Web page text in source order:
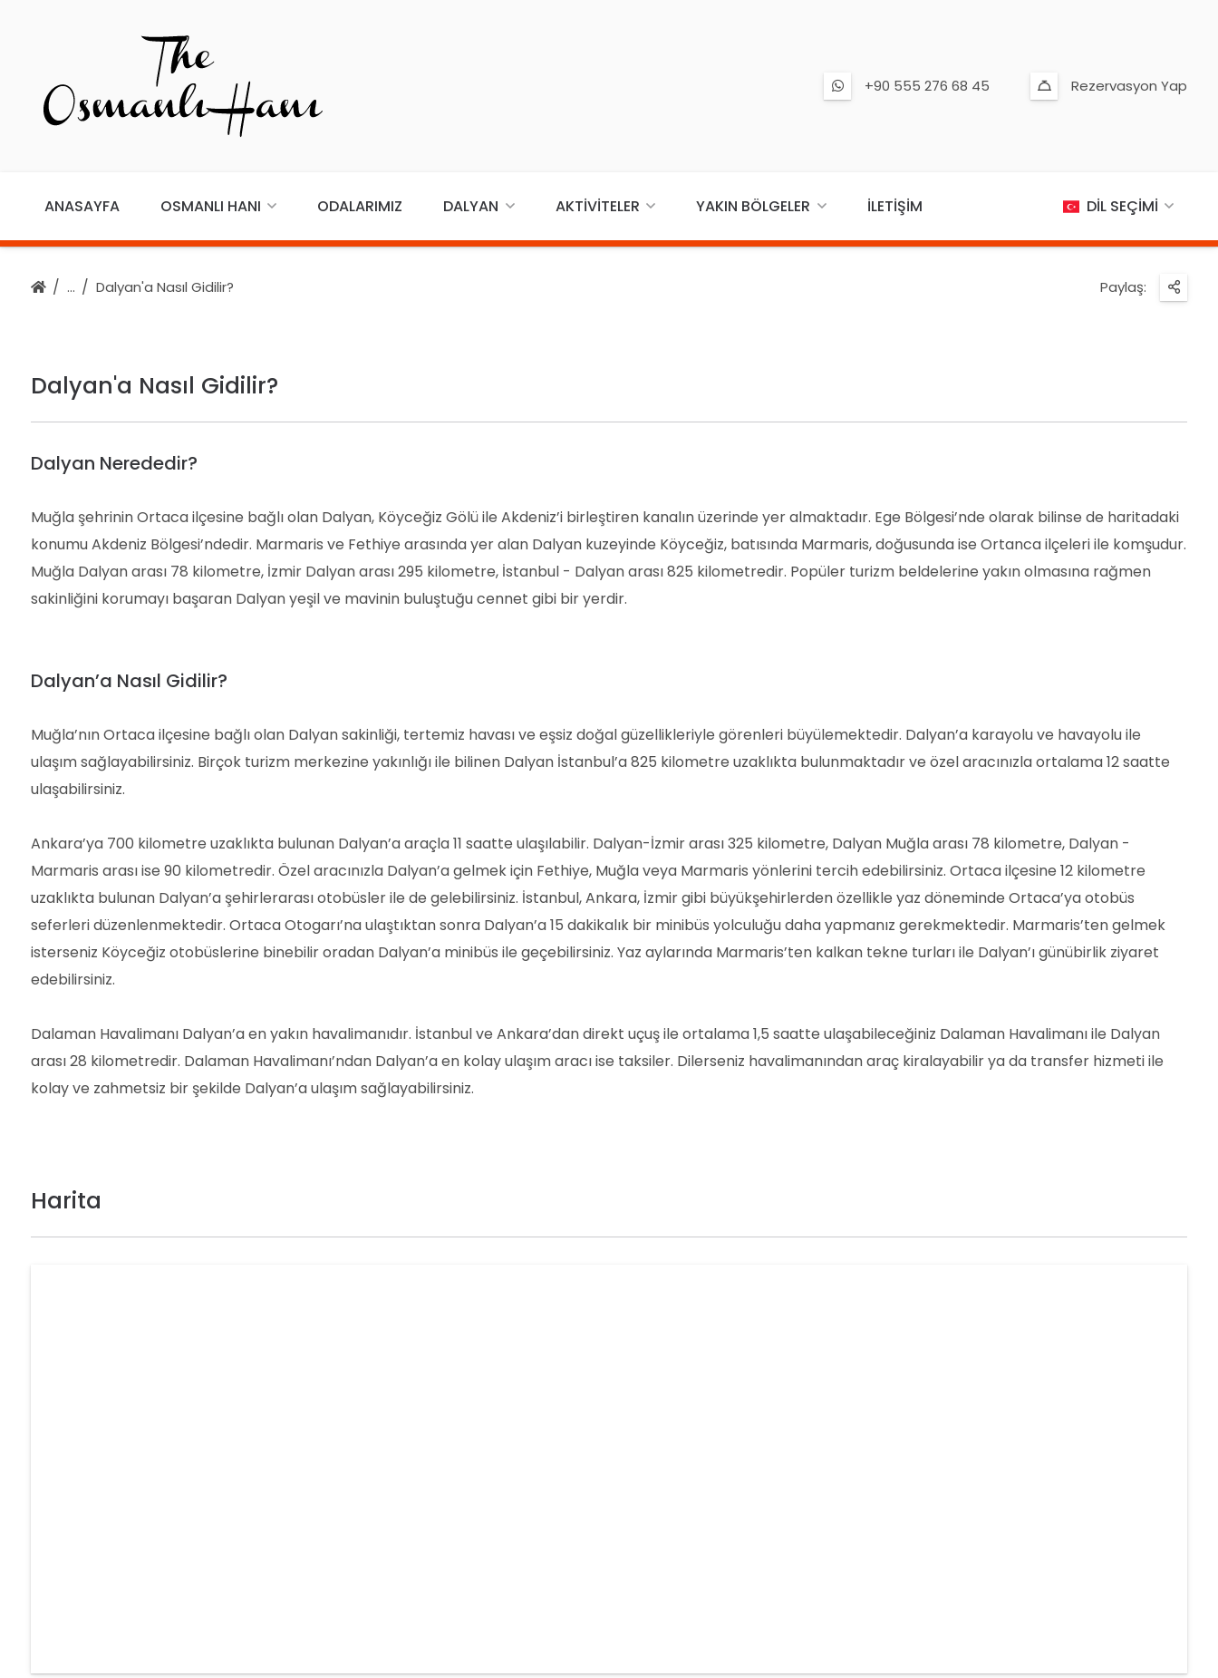
+90 555 276 68 45 Rezervasyon Yap
ANASAYFA OSMANLI HANI ODALARIMIZ DALYAN AKTIVITELER YAKIN BÖLGELER İLETIŞIM DIL SEÇIMI
Dalyan'a Nasıl Gidilir? Paylaş:
Dalyan'a Nasıl Gidilir?
Dalyan Nerededir?
Muğla şehrinin Ortaca ilçesine bağlı olan Dalyan, Köyceğiz Gölü ile Akdeniz’i birleştiren kanalın üzerinde yer almaktadır. Ege Bölgesi’nde olarak bilinse de haritadaki
konumu Akdeniz Bölgesi’ndedir. Marmaris ve Fethiye arasında yer alan Dalyan kuzeyinde Köyceğiz, batısında Marmaris, doğusunda ise Ortanca ilçeleri ile komşudur.
Muğla Dalyan arası 78 kilometre, İzmir Dalyan arası 295 kilometre, İstanbul - Dalyan arası 825 kilometredir. Popüler turizm beldelerine yakın olmasına rağmen
sakinliğini korumayı başaran Dalyan yeşil ve mavinin buluştuğu cennet gibi bir yerdir.
Dalyan’a Nasıl Gidilir?
Muğla’nın Ortaca ilçesine bağlı olan Dalyan sakinliği, tertemiz havası ve eşsiz doğal güzellikleriyle görenleri büyülemektedir. Dalyan’a karayolu ve havayolu ile
ulaşım sağlayabilirsiniz. Birçok turizm merkezine yakınlığı ile bilinen Dalyan İstanbul’a 825 kilometre uzaklıkta bulunmaktadır ve özel aracınızla ortalama 12 saatte
ulaşabilirsiniz.
Ankara’ya 700 kilometre uzaklıkta bulunan Dalyan’a araçla 11 saatte ulaşılabilir. Dalyan-İzmir arası 325 kilometre, Dalyan Muğla arası 78 kilometre, Dalyan -
Marmaris arası ise 90 kilometredir. Özel aracınızla Dalyan’a gelmek için Fethiye, Muğla veya Marmaris yönlerini tercih edebilirsiniz. Ortaca ilçesine 12 kilometre
uzaklıkta bulunan Dalyan’a şehirlerarası otobüsler ile de gelebilirsiniz. İstanbul, Ankara, İzmir gibi büyükşehirlerden özellikle yaz döneminde Ortaca’ya otobüs
seferleri düzenlenmektedir. Ortaca Otogarı’na ulaştıktan sonra Dalyan’a 15 dakikalık bir minibüs yolculuğu daha yapmanız gerekmektedir. Marmaris’ten gelmek
isterseniz Köyceğiz otobüslerine binebilir oradan Dalyan’a minibüs ile geçebilirsiniz. Yaz aylarında Marmaris’ten kalkan tekne turları ile Dalyan’ı günübirlik ziyaret
edebilirsiniz.
Dalaman Havalimanı Dalyan’a en yakın havalimanıdır. İstanbul ve Ankara’dan direkt uçuş ile ortalama 1,5 saatte ulaşabileceğiniz Dalaman Havalimanı ile Dalyan
arası 28 kilometredir. Dalaman Havalimanı’ndan Dalyan’a en kolay ulaşım aracı ise taksiler. Dilerseniz havalimanından araç kiralayabilir ya da transfer hizmeti ile
kolay ve zahmetsiz bir şekilde Dalyan’a ulaşım sağlayabilirsiniz.
Harita